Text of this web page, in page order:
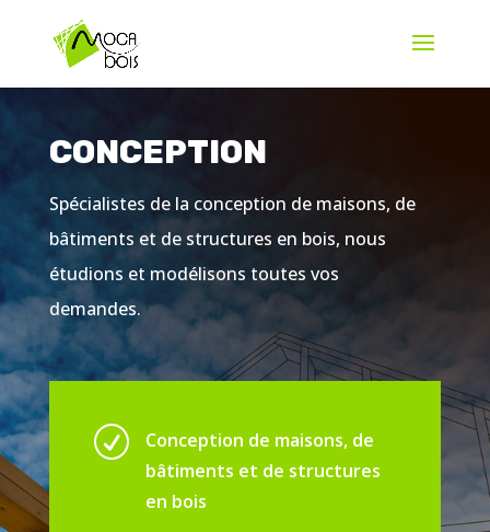
CONCEPTION
Spécialistes de la conception de maisons, de
bâtiments et de structures en bois, nous
étudions et modélisons toutes vos
demandes.
R
Conception de maisons, de
bâtiments et de structures
en bois